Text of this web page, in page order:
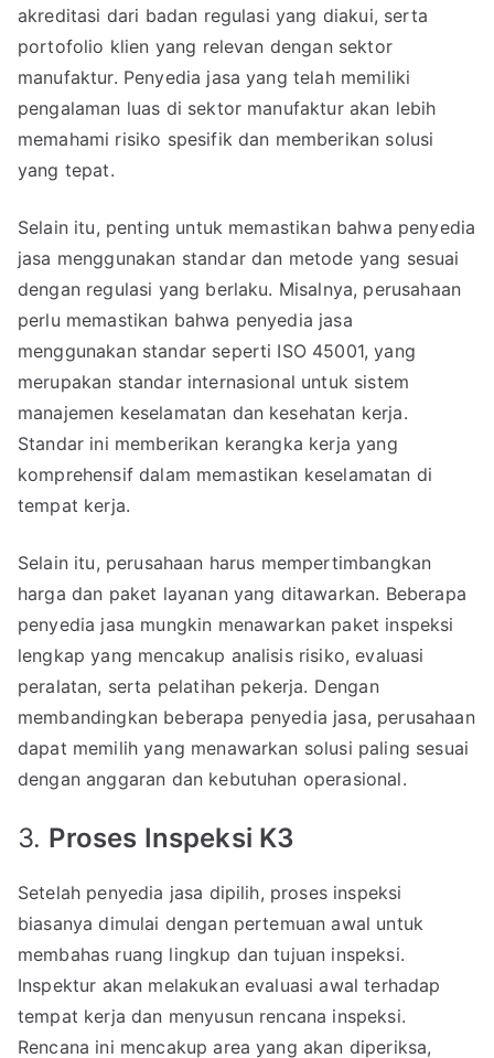
akreditasi dari badan regulasi yang diakui, serta
portofolio klien yang relevan dengan sektor
manufaktur. Penyedia jasa yang telah memiliki
pengalaman luas di sektor manufaktur akan lebih
memahami risiko spesifik dan memberikan solusi
yang tepat.
Selain itu, penting untuk memastikan bahwa penyedia
jasa menggunakan standar dan metode yang sesuai
dengan regulasi yang berlaku. Misalnya, perusahaan
perlu memastikan bahwa penyedia jasa
menggunakan standar seperti ISO 45001, yang
merupakan standar internasional untuk sistem
manajemen keselamatan dan kesehatan kerja.
Standar ini memberikan kerangka kerja yang
komprehensif dalam memastikan keselamatan di
tempat kerja.
Selain itu, perusahaan harus mempertimbangkan
harga dan paket layanan yang ditawarkan. Beberapa
penyedia jasa mungkin menawarkan paket inspeksi
lengkap yang mencakup analisis risiko, evaluasi
peralatan, serta pelatihan pekerja. Dengan
membandingkan beberapa penyedia jasa, perusahaan
dapat memilih yang menawarkan solusi paling sesuai
dengan anggaran dan kebutuhan operasional.
3. Proses Inspeksi K3
Setelah penyedia jasa dipilih, proses inspeksi
biasanya dimulai dengan pertemuan awal untuk
membahas ruang lingkup dan tujuan inspeksi.
Inspektur akan melakukan evaluasi awal terhadap
tempat kerja dan menyusun rencana inspeksi.
Rencana ini mencakup area yang akan diperiksa,